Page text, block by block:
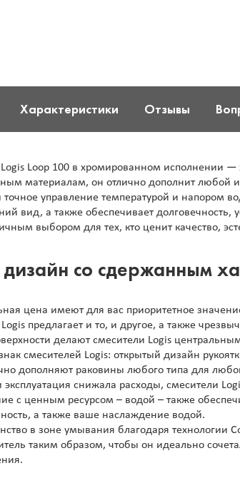
Характеристики Отзывы
Loop 100 в хромированном исполнении
материалам, он отлично дополнит
управление температурой и напором
вид, а также обеспечивает долговечность,
выбором для тех, кто ценит качество,
со сдержанным
цена имеют для вас приоритетное
предлагает и то, и другое, а также
делают смесители Logis
смесителей Logis: открытый дизайн
дополняют раковины любого типа для
снижала расходы, смесители
с ценным ресурсом – водой – также
а также ваше наслаждение водой.
в зоне умывания благодаря
таким образом, чтобы он идеально